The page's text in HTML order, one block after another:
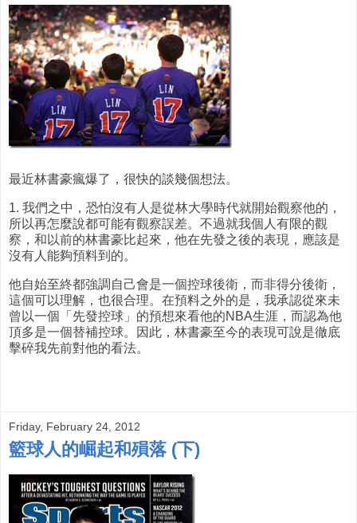
最近林書豪瘋爆了，很快的談幾個想法。
1. 我們之中，恐怕沒有人是從林大學時代就開始觀察他的，
所以再怎麼說都可能有觀察誤差。不過就我個人有限的觀
察，和以前的林書豪比起來，他在先發之後的表現，應該是
沒有人能夠預料到的。
他自始至終都強調自己會是一個控球後衛，而非得分後衛，
這個可以理解，也很合理。在預料之外的是，我承認從來未
曾以一個「先發控球」的預想來看他的NBA生涯，而認為他
頂多是一個替補控球。因此，林書豪至今的表現可說是徹底
擊碎我先前對他的看法。
Friday, February 24, 2012
籃球人的崛起和殞落 (下)